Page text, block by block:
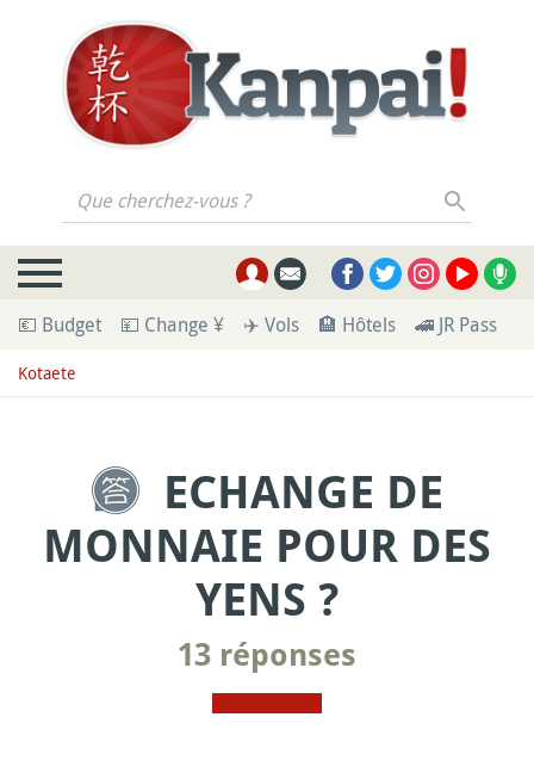
Que cherchez-vous ?
💶 Budget 💴 Change ¥ ✈️ Vols 🏨 Hôtels 🚄 JR Pass
Kotaete
ECHANGE DE
MONNAIE POUR DES
YENS ?
13 réponses